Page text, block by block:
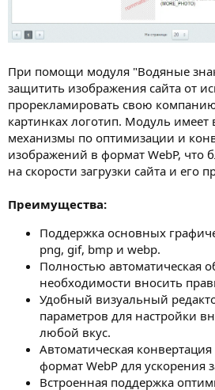
При помощи модуля "Водяные
защитить изображения сайта от
прорекламировать свою
картинках логотип. Модуль имеет
механизмы по оптимизации и
изображений в формат WebP, что
на скорости загрузки сайта и его
Преимущества:
Поддержка основных
png, gif, bmp и webp.
Полностью автоматическая
необходимости вносить
Удобный визуальный
параметров для настройки
любой вкус.
Автоматическая
формат WebP для ускорения
Встроенная поддержка